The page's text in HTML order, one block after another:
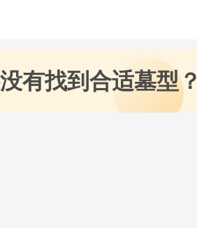
有找到合适墓型？